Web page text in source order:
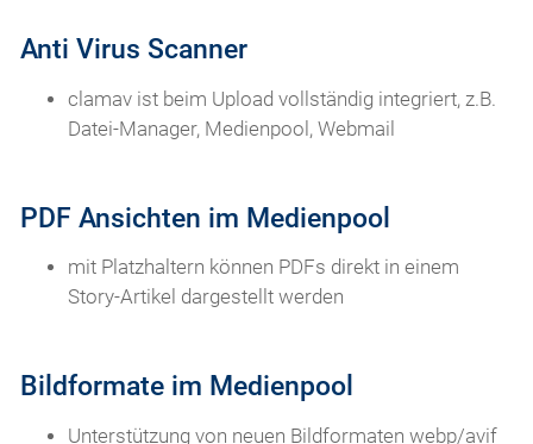
Anti Virus Scanner
clamav ist beim Upload vollständig integriert, z.B.
Datei-Manager, Medienpool, Webmail
PDF Ansichten im Medienpool
mit Platzhaltern können PDFs direkt in einem
Story-Artikel dargestellt werden
Bildformate im Medienpool
Unterstützung von neuen Bildformaten webp/avif